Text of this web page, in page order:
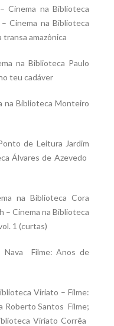
Cinema na Biblioteca
Cinema na Biblioteca
amazônica
na Biblioteca Paulo
teu cadáver
na Biblioteca Monteiro
de Leitura Jardim
Álvares de Azevedo 
na Biblioteca Cora
– Cinema na Biblioteca
1 (curtas)
 Filme: Anos de
Viriato – Filme:
Santos  Filme;
Viriato Corrêa 